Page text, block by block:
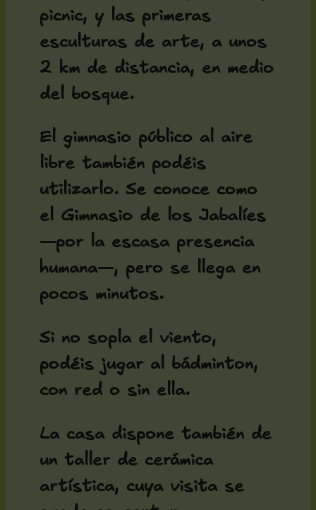
picnic, y las primeras
esculturas de arte, a unos
2 km de distancia, en medio
del bosque.
El gimnasio público al aire
libre también podéis
utilizarlo. Se conoce como
el Gimnasio de los Jabalíes
—por la escasa presencia
humana—, pero se llega en
pocos minutos.
Si no sopla el viento,
podéis jugar al bádminton,
con red o sin ella.
La casa dispone también de
un taller de cerámica
artística, cuya visita se